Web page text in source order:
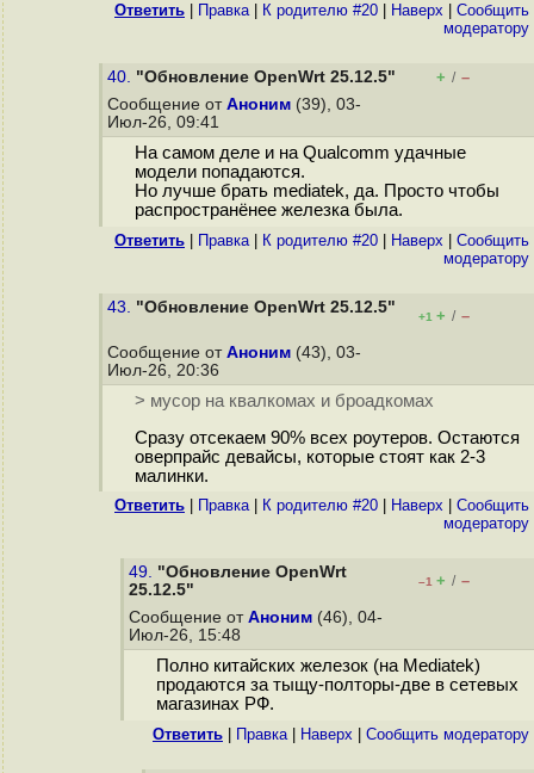
Ответить Правка| К родителю #20 Наверх
Cообщить
модератору
40. "Обновление OpenWrt 25.12.5" + / –
Сообщение от Аноним (39), 03-
Июл-26, 09:41
На самом деле и на Qualcomm удачные
модели попадаются.
Но лучше брать mediatek, да. Просто чтобы
распространёнее железка была.
Ответить Правка| К родителю #20 Наверх
Cообщить
модератору
43. "Обновление OpenWrt 25.12.5"
+1 + / –
Сообщение от Аноним (43), 03-
Июл-26, 20:36
> мусор на квалкомах и броадкомах
Сразу отсекаем 90% всех роутеров. Остаются
оверпрайс девайсы, которые стоят как 2-3
малинки.
Ответить Правка| К родителю #20 Наверх
Cообщить
модератору
49. "Обновление OpenWrt
25.12.5"
–1 + / –
Сообщение от Аноним (46), 04-
Июл-26, 15:48
Полно китайских железок (на Mediatek)
продаются за тыщу-полторы-две в сетевых
магазинах РФ.
Ответить Правка| Наверх Cообщить модератору